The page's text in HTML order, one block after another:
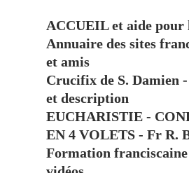
ACCUEIL et aide pour
Annuaire des sites
et amis
Crucifix de S. Damien
et description
EUCHARISTIE -
EN 4 VOLETS - Fr R.
Formation franciscaine